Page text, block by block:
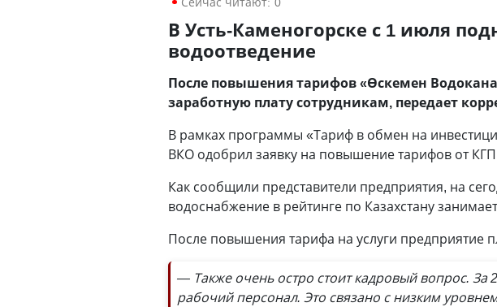
В Усть-Каменогорске с 1 июля
водоотведение
После повышения тарифов «Өскемен
заработную плату сотрудникам, передает
В рамках программы «Тариф в обмен на
ВКО одобрил заявку на повышение тарифов от
Как сообщили представители предприятия, на
водоснабжение в рейтинге по Казахстану
После повышения тарифа на услуги предприятие
— Также очень остро стоит кадровый вопрос. За
рабочий персонал. Это связано с низким